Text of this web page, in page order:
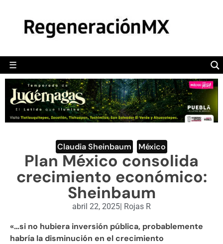
☰
POLÍTICA
CAMALEÓN
OPINIÓN
DEPORTES
ENGLISH SECTION
VIDEOS
Claudia Sheinbaum México
Plan México consolida
crecimiento económico:
Sheinbaum
abril 22, 2025| Rojas R
«…si no hubiera inversión pública, probablemente
habría la disminución en el crecimiento